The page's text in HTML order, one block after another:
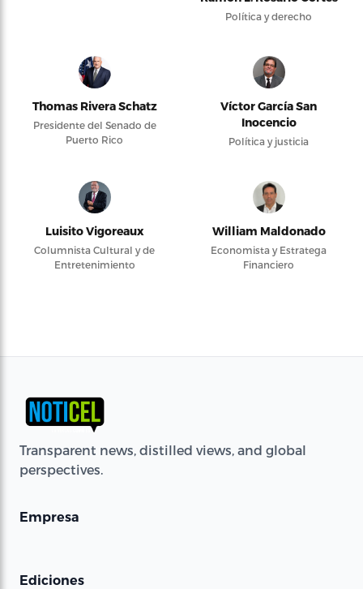
Política y derecho
Thomas Rivera Schatz
Presidente del Senado de
Puerto Rico
Víctor García San
Inocencio
Política y justicia
Luisito Vigoreaux
Columnista Cultural y de
Entretenimiento
William Maldonado
Economista y Estratega
Financiero
Transparent news, distilled views, and global
perspectives.
Empresa
Ediciones